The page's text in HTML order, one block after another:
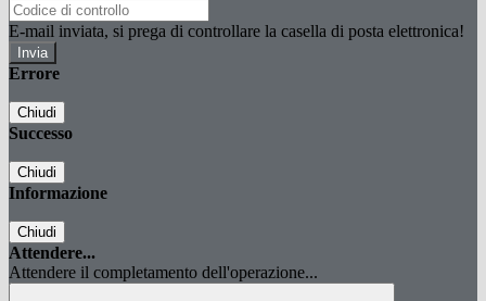
E-mail inviata, si prega di controllare la casella di posta elettronica!
Errore
Chiudi
Successo
Chiudi
Informazione
Chiudi
Attendere...
Attendere il completamento dell'operazione...